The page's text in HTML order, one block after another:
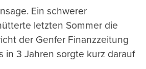
Ein schwerer
letzten Sommer die
der Genfer Finanzzeitung
in 3 Jahren sorgte kurz darauf